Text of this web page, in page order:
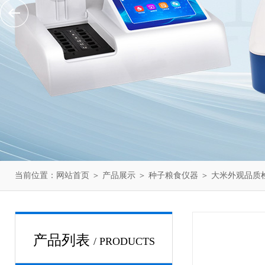
当前位置： 网站首页 ＞ 产品展示 ＞ 种子粮食仪器 ＞ 大米外观品质
产品列表 / PRODUCTS